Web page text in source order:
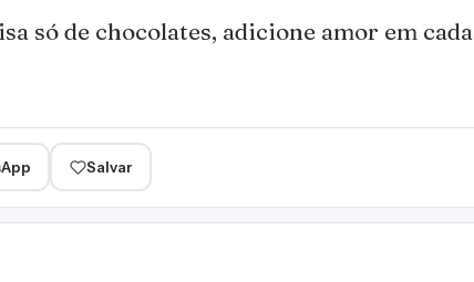
só de chocolates, adicione amor em cada
Salvar